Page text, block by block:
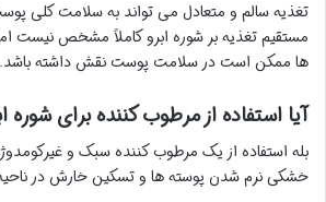
تغذیه سالم و متعادل می تواند به سلامت کلی
مستقیم تغذیه بر شوره ابرو کاملاً مشخص نیست
ها ممکن است در سلامت پوست نقش داشته باشد.
آیا استفاده از مرطوب کننده برای
بله استفاده از یک مرطوب کننده سبک و
خشکی نرم شدن پوسته ها و تسکین خارش در